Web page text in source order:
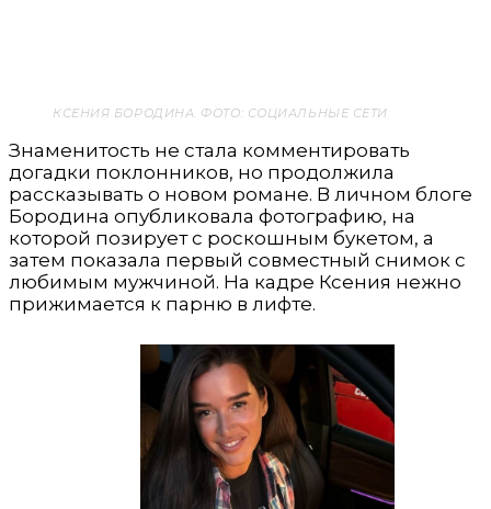
КСЕНИЯ БОРОДИНА. ФОТО: СОЦИАЛЬНЫЕ СЕТИ
Знаменитость не стала комментировать
догадки поклонников, но продолжила
рассказывать о новом романе. В личном блоге
Бородина опубликовала фотографию, на
которой позирует с роскошным букетом, а
затем показала первый совместный снимок с
любимым мужчиной. На кадре Ксения нежно
прижимается к парню в лифте.